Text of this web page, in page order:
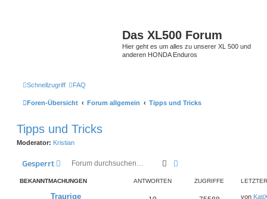
Das XL500 Forum
Hier geht es um alles zu unserer XL 500 und
anderen HONDA Enduros
Schnellzugriff FAQ
Foren-Übersicht Forum allgemein Tipps und Tricks
Tipps und Tricks
Moderator: Kristian
Gesperrt Suche
BEKANNTMACHUNGEN ANTWORTEN ZUGRIFFE
Traurige
von